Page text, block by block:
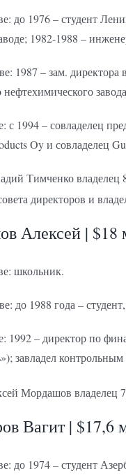
до 1976 – студент
1982-1988 –
1987 – зам.
с 1994 – совладелец
Oy и совладелец
Тимченко владелец
директоров и
Алексей | $18
школьник.
до 1988 года –
1992 – директор по
завладел
Мордашов владелец
Вагит | $17,6
до 1974 – студент